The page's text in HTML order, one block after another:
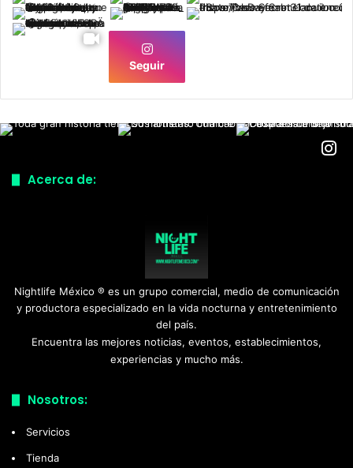
Seguir
Acerca de:
Nightlife México ® es un grupo comercial, medio de comunicación
y productora especializado en la vida nocturna y entretenimiento
del país.
Encuentra las mejores noticias, eventos, establecimientos,
experiencias y mucho más.
Nosotros:
Servicios
Tienda